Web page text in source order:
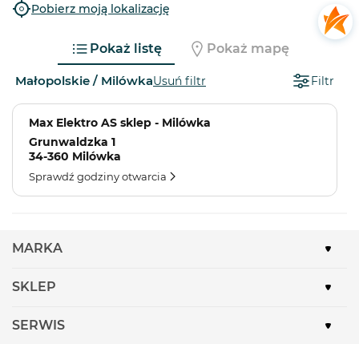
Pobierz moją lokalizację
Pokaż listę Pokaż mapę
Małopolskie / MilówkaUsuń filtr Filtr
Max Elektro AS sklep - Milówka
Grunwaldzka 1
34-360 Milówka
Sprawdź godziny otwarcia
MARKA
SKLEP
SERWIS